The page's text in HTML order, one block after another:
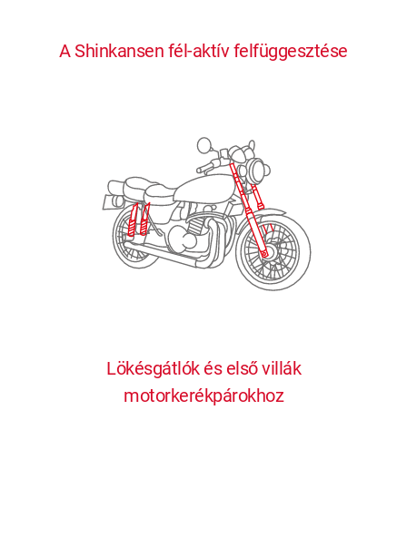
A Shinkansen fél-aktív felfüggesztése
Lökésgátlók és első villák
motorkerékpárokhoz
0 1
2
0
3
4
6
7
0
2
3
4
6
7
0
2
3
4
6
7
0
2
3
4
6
7
0
3
4
6